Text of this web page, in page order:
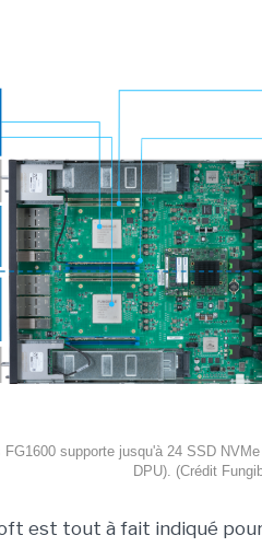
supporte jusqu'à 24 SSD
DPU). (Crédit
est tout à fait indiqué